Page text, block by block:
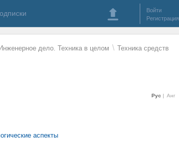
Войти
Регистрация
Инженерное дело. Техника в целом \ Техника средств
Рус Анг
аспекты